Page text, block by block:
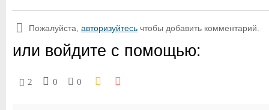
Пожалуйста, авторизуйтесь чтобы добавить комментарий.
или войдите с помощью:
2 0 0